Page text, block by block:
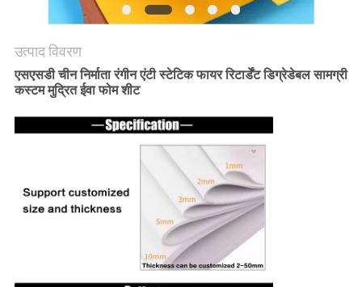
PRIVACY
POLICY
उत्पाद विवरण
एसएसडी चीन निर्माता रंगीन एंटी स्टेटिक फायर रिटार्डेंट डिग्रेडेबल सामग्री
कस्टम मुद्रित ईवा फोम शीट